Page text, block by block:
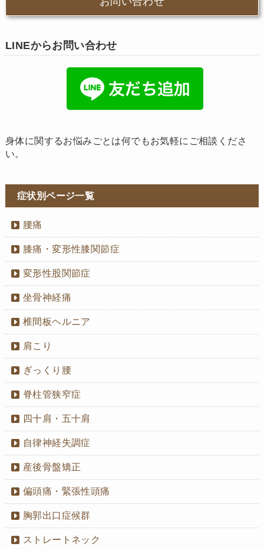
LINEからお問い合わせ
身体に関するお悩みごとは何でもお気軽にご相談くださ
い。
症状別ページ一覧
腰痛
膝痛・変形性膝関節症
変形性股関節症
坐骨神経痛
椎間板ヘルニア
肩こり
ぎっくり腰
脊柱管狭窄症
四十肩・五十肩
自律神経失調症
産後骨盤矯正
偏頭痛・緊張性頭痛
胸郭出口症候群
ストレートネック